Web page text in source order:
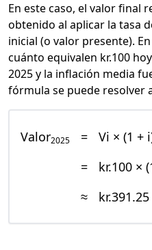
En este caso, el valor final
obtenido al aplicar la tasa
inicial (o valor presente).
cuánto equivalen kr.100
2025 y la inflación media
fórmula se puede resolver
Valor2025 = Vi × (1 +
= kr.100 ×
≈ kr.391.25